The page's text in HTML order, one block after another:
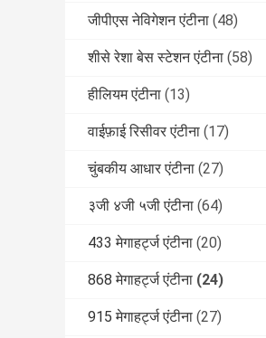
जीपीएस नेविगेशन एंटीना (48)
शीसे रेशा बेस स्टेशन एंटीना (58)
हीलियम एंटीना (13)
वाईफ़ाई रिसीवर एंटीना (17)
चुंबकीय आधार एंटीना (27)
३जी ४जी ५जी एंटीना (64)
433 मेगाहर्ट्ज एंटीना (20)
868 मेगाहर्ट्ज एंटीना (24)
915 मेगाहर्ट्ज एंटीना (27)